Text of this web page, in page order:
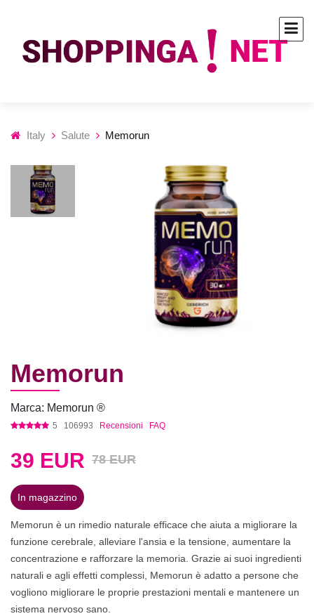
Italy Salute Memorun
Memorun
Marca: Memorun ®
5 106993 Recensioni FAQ
39 EUR 78 EUR
In magazzino
Memorun è un rimedio naturale efficace che aiuta a migliorare la
funzione cerebrale, alleviare l'ansia e la tensione, aumentare la
concentrazione e rafforzare la memoria. Grazie ai suoi ingredienti
naturali e agli effetti complessi, Memorun è adatto a persone che
vogliono migliorare le proprie prestazioni mentali e mantenere un
sistema nervoso sano.